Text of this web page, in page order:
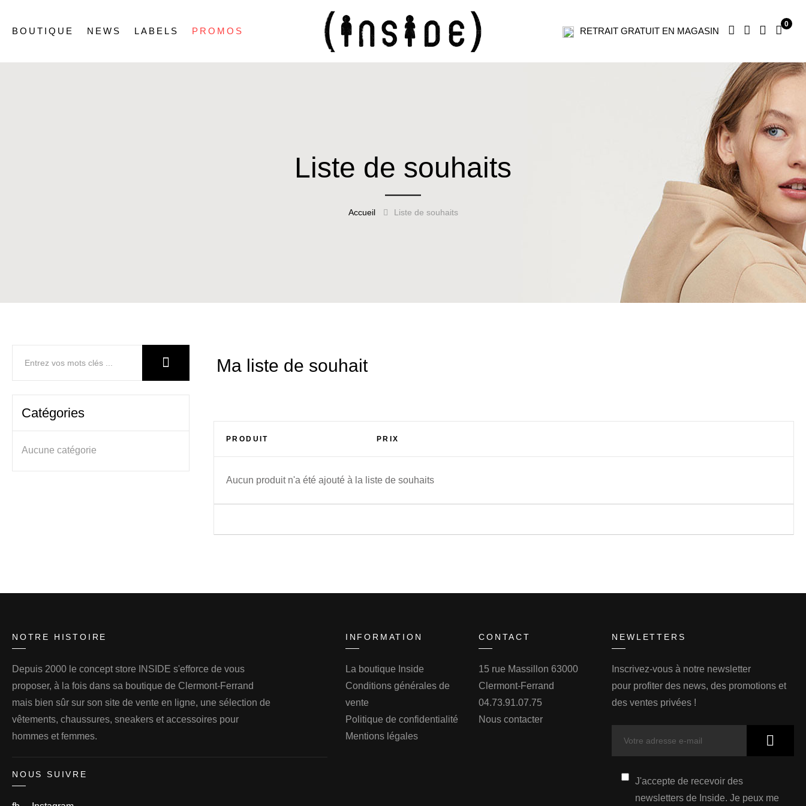
BOUTIQUE NEWS LABELS PROMOS RETRAIT GRATUIT EN MAGASIN
0
Liste de souhaits
Accueil Liste de souhaits
Ma liste de souhait
PRODUIT PRIX
Aucun produit n'a été ajouté à la liste de souhaits
Catégories
Aucune catégorie
NOTRE HISTOIRE
Depuis 2000 le concept store INSIDE s'efforce de vous
proposer, à la fois dans sa boutique de Clermont-Ferrand
mais bien sûr sur son site de vente en ligne, une sélection de
vêtements, chaussures, sneakers et accessoires pour
hommes et femmes.
NOUS SUIVRE
INFORMATION
La boutique Inside
Conditions générales de
vente
Politique de confidentialité
Mentions légales
CONTACT
15 rue Massillon 63000
Clermont-Ferrand
04.73.91.07.75
Nous contacter
NEWLETTERS
Inscrivez-vous à notre newsletter
pour profiter des news, des promotions et
des ventes privées !
J'accepte de recevoir des
newsletters de Inside. Je peux me